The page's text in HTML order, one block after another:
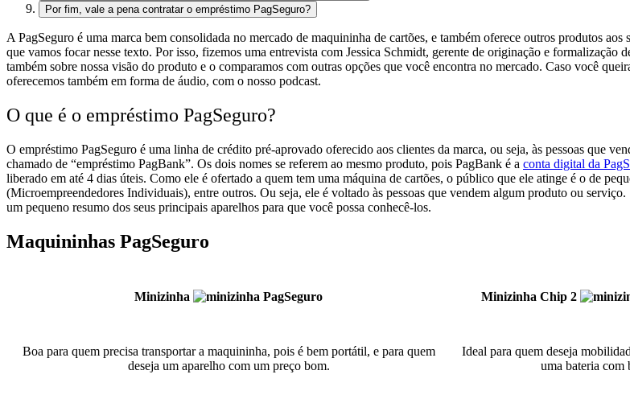
Por fim, vale a pena contratar o empréstimo PagSeguro?
A PagSeguro é uma marca bem consolidada no mercado de maquininha de cartões, e também oferece outros produtos
que vamos focar nesse texto. Por isso, fizemos uma entrevista com Jessica Schmidt, gerente de originação e formalização
também sobre nossa visão do produto e o comparamos com outras opções que você encontra no mercado. Caso você
oferecemos também em forma de áudio, com o nosso podcast.
O que é o empréstimo PagSeguro?
O empréstimo PagSeguro é uma linha de crédito pré-aprovado oferecido aos clientes da marca, ou seja, às pessoas que
chamado de “empréstimo PagBank”. Os dois nomes se referem ao mesmo produto, pois PagBank é a conta digital da
liberado em até 4 dias úteis. Como ele é ofertado a quem tem uma máquina de cartões, o público que ele atinge é o de
(Microempreendedores Individuais), entre outros. Ou seja, ele é voltado às pessoas que vendem algum produto ou serviço.
um pequeno resumo dos seus principais aparelhos para que você possa conhecê-los.
Maquininhas PagSeguro
Minizinha Minizinha Chip 2
Boa para quem precisa transportar a maquininha, pois é bem portátil, e para quem
deseja um aparelho com um preço bom.
Ideal para quem deseja
uma bateria com